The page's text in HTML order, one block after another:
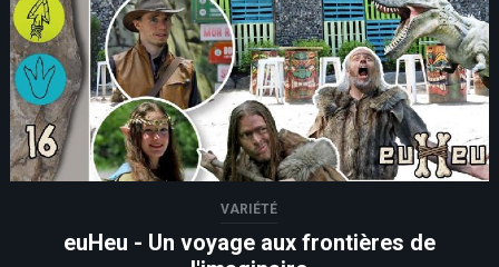
VARIÉTÉ
euHeu - Un voyage aux frontières de